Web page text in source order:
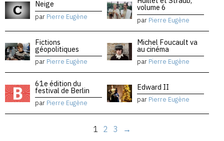
Neige
par Pierre Eugène
volume 6
par Pierre Eugène
Fictions
géopolitiques
par Pierre Eugène
Michel Foucault va
au cinéma
par Pierre Eugène
61e édition du
festival de Berlin
par Pierre Eugène
Edward II
par Pierre Eugène
1 2 3 →